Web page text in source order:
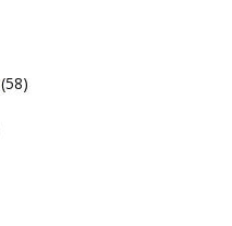
(58)